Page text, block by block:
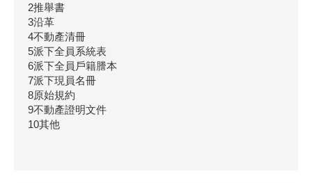
2推舉書
3沿革
4不動產清冊
5派下全員系統表
6派下全員戶籍謄本
7派下現員名冊
8原始規約
9不動產證明文件
10其他